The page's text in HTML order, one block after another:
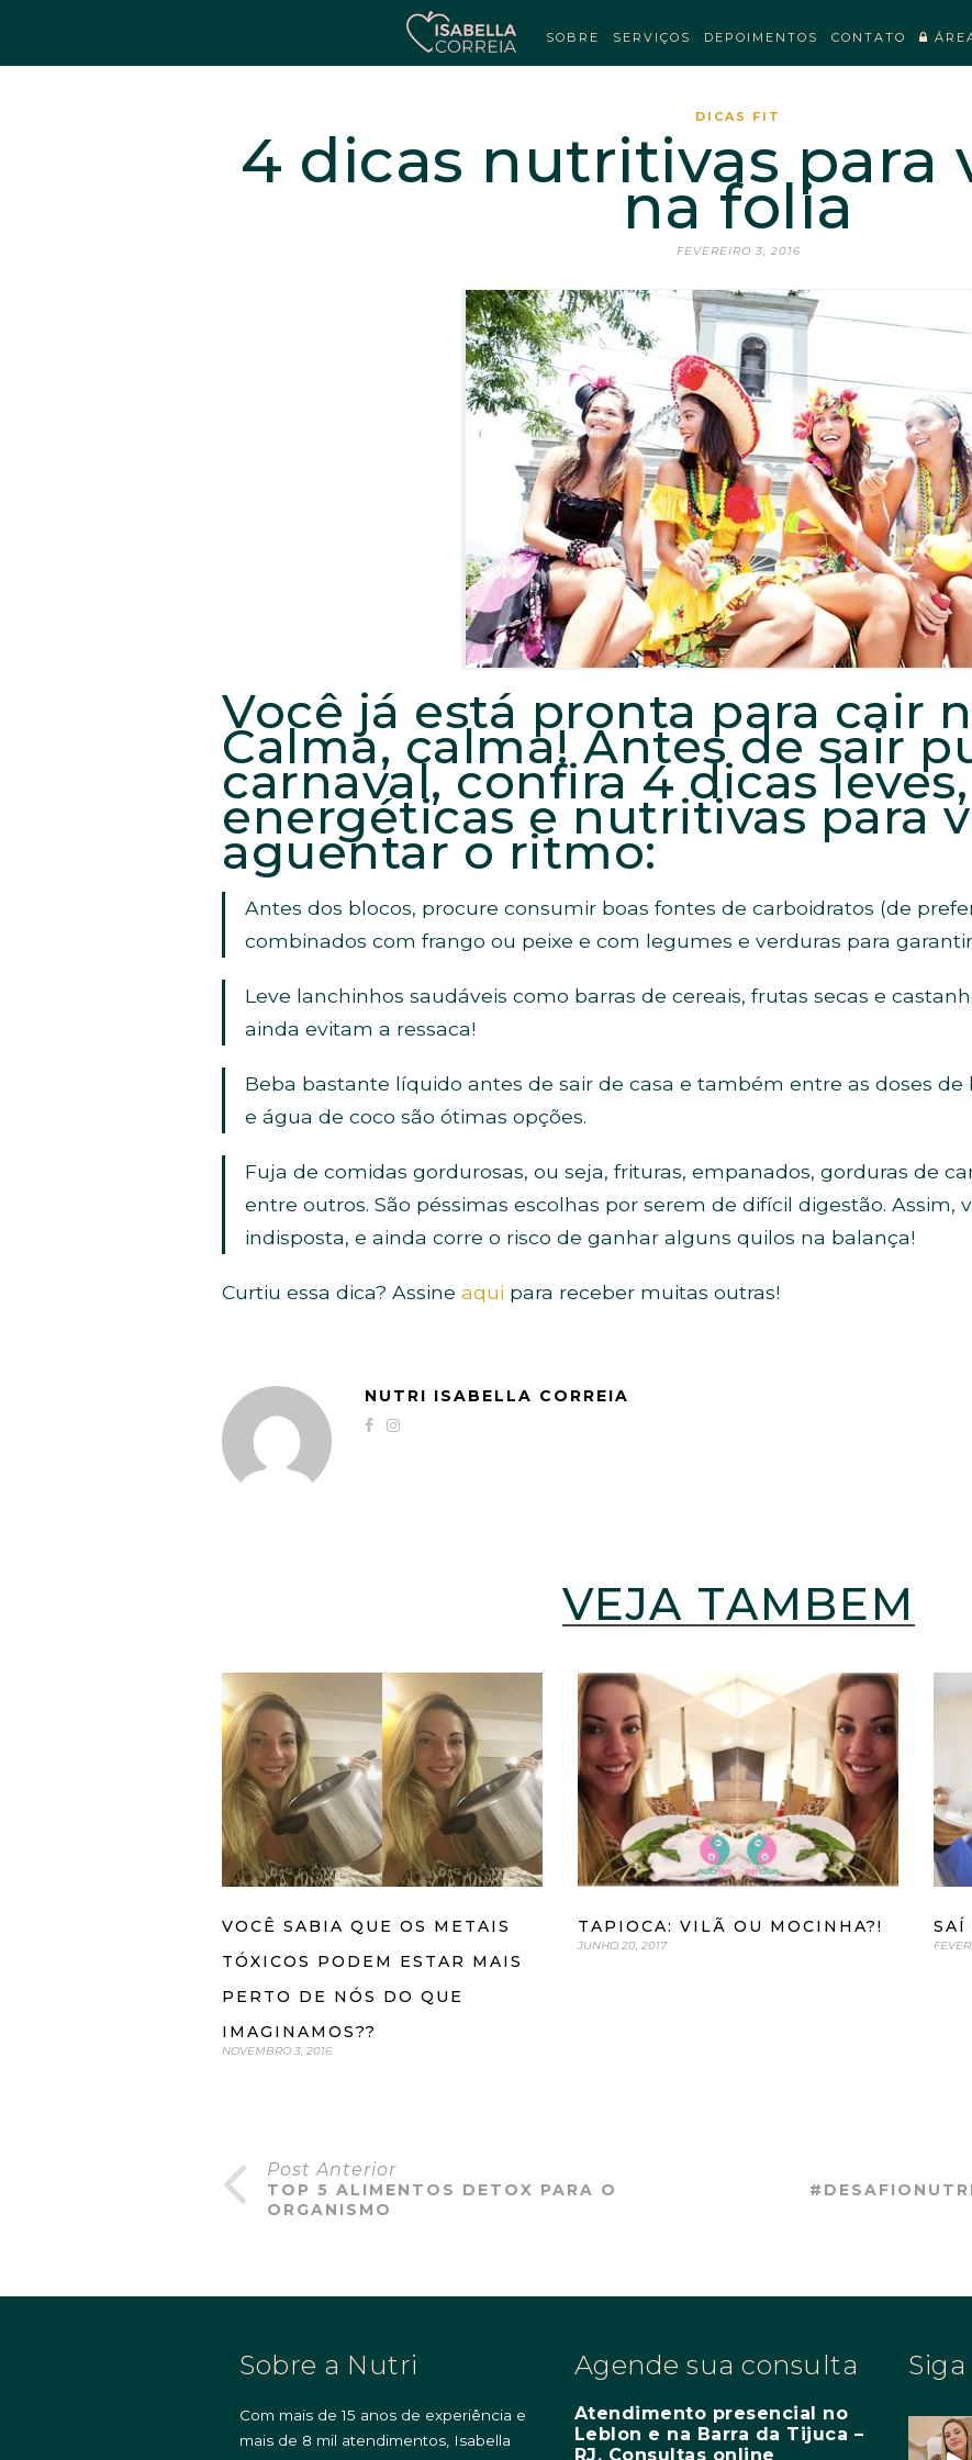
SOBRE SERVIÇOS DEPOIMENTOS CONTATO
DICAS FIT
4 dicas nutritivas para
na folia
FEVEREIRO 3, 2016
Você já está pronta para cair
Calma, calma! Antes de sair
carnaval, confira 4 dicas leves,
energéticas e nutritivas para
aguentar o ritmo:
Antes dos blocos, procure consumir boas fontes de carboidratos (de
combinados com frango ou peixe e com legumes e verduras para
Leve lanchinhos saudáveis como barras de cereais, frutas secas e
ainda evitam a ressaca!
Beba bastante líquido antes de sair de casa e também entre as doses de
e água de coco são ótimas opções.
Fuja de comidas gordurosas, ou seja, frituras, empanados, gorduras de
entre outros. São péssimas escolhas por serem de difícil digestão. Assim,
indisposta, e ainda corre o risco de ganhar alguns quilos na balança!
Curtiu essa dica? Assine aqui para receber muitas outras!
NUTRI ISABELLA CORREIA
VEJA TAMBÉM
VOCÊ SABIA QUE OS METAIS
TÓXICOS PODEM ESTAR MAIS
PERTO DE NÓS DO QUE
IMAGINAMOS??
NOVEMBRO 3, 2016
TAPIOCA: VILÃ OU MOCINHA?!
JUNHO 20, 2017
SAÍ
Post Anterior
TOP 5 ALIMENTOS DETOX PARA O
ORGANISMO
Sobre a Nutri
Com mais de 15 anos de experiência e
mais de 8 mil atendimentos, Isabella
Agende sua consulta
Atendimento presencial no
Leblon e na Barra da Tijuca –
RJ. Consultas online